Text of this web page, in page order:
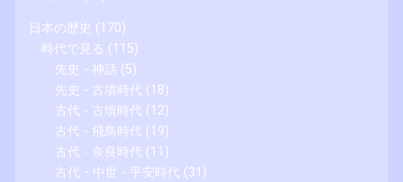
日本の歴史 (170)
時代で見る (115)
先史 - 神話 (5)
先史 - 古墳時代 (18)
古代 - 古墳時代 (12)
古代 - 飛鳥時代 (19)
古代 - 奈良時代 (11)
古代・中世 - 平安時代 (31)